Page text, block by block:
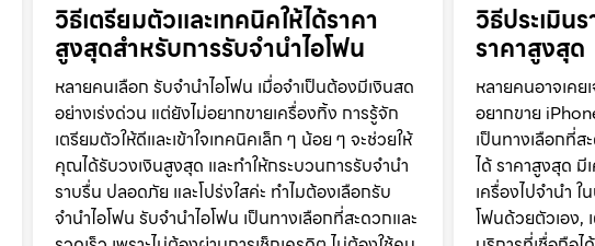
วิธีเตรียมตัวและเทคนิคให้ได้ราคา
สูงสุดสำหรับการรับจำนำไอโฟน
หลายคนเลือก รับจำนำไอโฟน เมื่อจำเป็นต้องมีเงินสด
อย่างเร่งด่วน แต่ยังไม่อยากขายเครื่องทิ้ง การรู้จัก
เตรียมตัวให้ดีและเข้าใจเทคนิคเล็ก ๆ น้อย ๆ จะช่วยให้
คุณได้รับวงเงินสูงสุด และทำให้กระบวนการรับจำนำ
ราบรื่น ปลอดภัย และโปร่งใสค่ะ ทำไมต้องเลือกรับ
จำนำไอโฟน รับจำนำไอโฟน เป็นทางเลือกที่สะดวกและ
วิธีประเมิน
ราคาสูงสุด
หลายคนอาจเค
อยากขาย
เป็นทางเลือกที่ส
ได้ ราคาสูงสุด
เครื่องไปจำนำ
โฟนด้วยตัวเอง,